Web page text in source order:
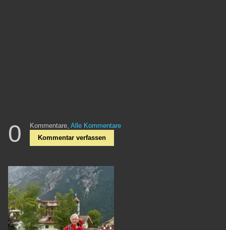
0 Kommentare, Alle Kommentare
Kommentar verfassen